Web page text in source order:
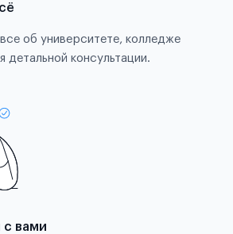
об университете, колледже
детальной консультации.
вами